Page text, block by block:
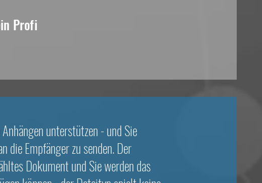
Profi
unterstützen - und Sie
die Empfänger zu senden. Der
Dokument und Sie werden das